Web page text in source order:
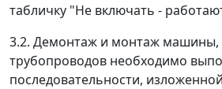
табличку "Не включать -
3.2. Демонтаж и монтаж машины,
трубопроводов необходимо
последовательности,